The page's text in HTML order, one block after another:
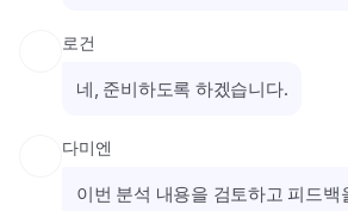
로건
네, 준비하도록 하겠습니다.
다미엔
이번 분석 내용을 검토하고 피드백